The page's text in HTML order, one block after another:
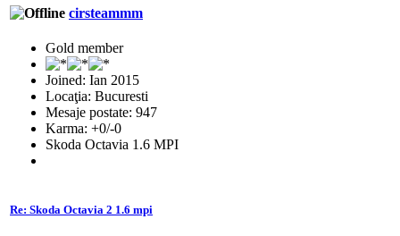
cirsteammm
Gold member
Joined: Ian 2015
Locaţia: Bucuresti
Mesaje postate: 947
Karma: +0/-0
Skoda Octavia 1.6 MPI
Re: Skoda Octavia 2 1.6 mpi